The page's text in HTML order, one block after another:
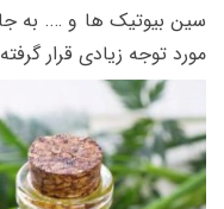
سین بیوتیک ها و …. به
مورد توجه زیادی قرار